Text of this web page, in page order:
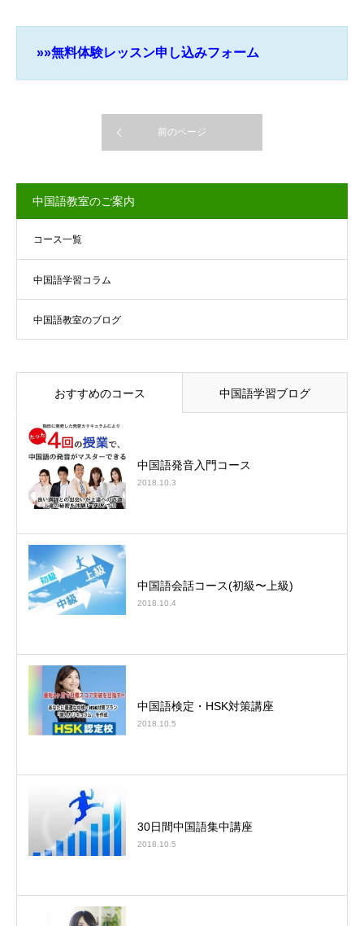
»»無料体験レッスン申し込みフォーム
前のページ
中国語教室のご案内
コース一覧
中国語学習コラム
中国語教室のブログ
おすすめのコース 中国語学習ブログ
中国語発音入門コース
2018.10.3
中国語会話コース(初級〜上級)
2018.10.4
中国語検定・HSK対策講座
2018.10.5
30日間中国語集中講座
2018.10.5